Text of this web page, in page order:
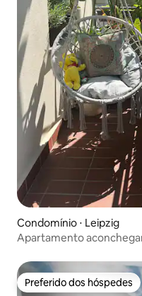
Condomínio ⋅ Leipzig
Apartamento
Preferido dos hóspedes
Preferido dos hóspedes